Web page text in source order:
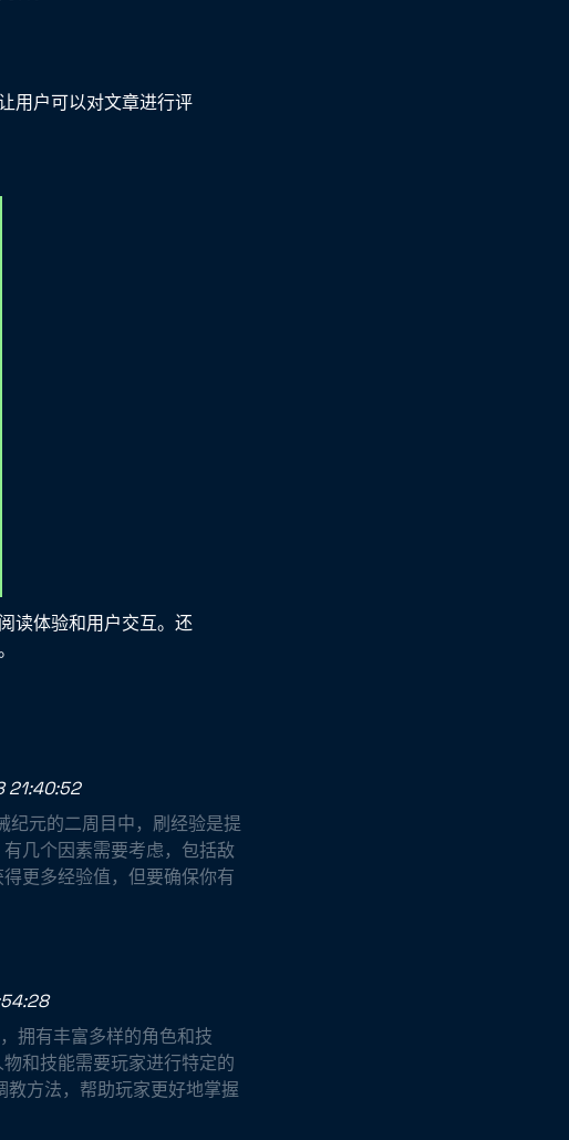
用户可以对文章进行评
读体验和用户交互。还
21:40:52
纪元的二周目中，刷经验是提
几个因素需要考虑，包括敌
更多经验值，但要确保你有
拥有丰富多样的角色和技
和技能需要玩家进行特定的
方法，帮助玩家更好地掌握